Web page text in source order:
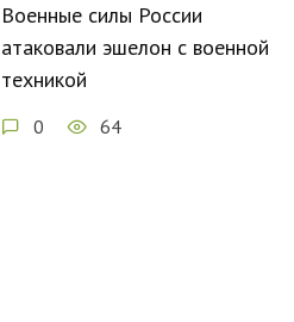
Военные силы России
атаковали эшелон с военной
техникой
0 64